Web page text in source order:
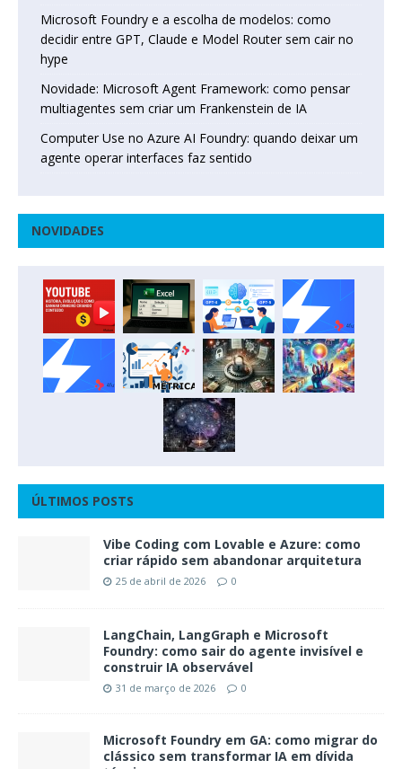
Microsoft Foundry e a escolha de modelos: como
decidir entre GPT, Claude e Model Router sem cair no
hype
Novidade: Microsoft Agent Framework: como pensar
multiagentes sem criar um Frankenstein de IA
Computer Use no Azure AI Foundry: quando deixar um
agente operar interfaces faz sentido
NOVIDADES
ÚLTIMOS POSTS
Vibe Coding com Lovable e Azure: como
criar rápido sem abandonar arquitetura
25 de abril de 2026 0
LangChain, LangGraph e Microsoft
Foundry: como sair do agente invisível e
construir IA observável
31 de março de 2026 0
Microsoft Foundry em GA: como migrar do
clássico sem transformar IA em dívida